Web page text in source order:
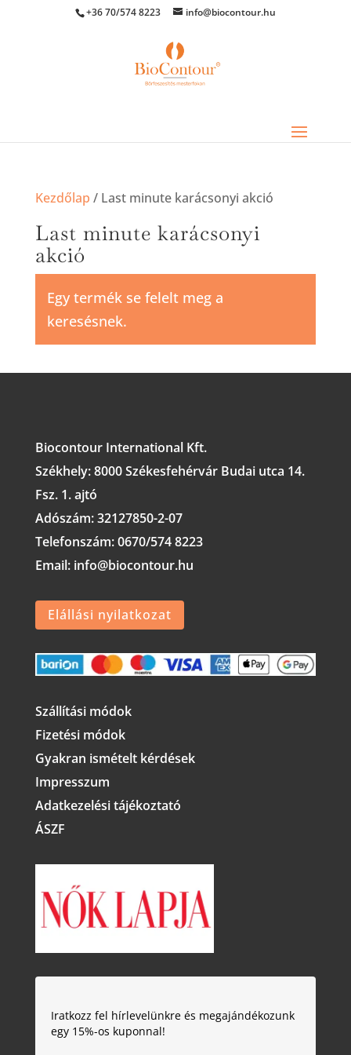
+36 70/574 8223 info@biocontour.hu
Kezdőlap / Last minute karácsonyi akció
Last minute karácsonyi
akció
Egy termék se felelt meg a
keresésnek.
Biocontour International Kft.
Székhely:8000 Székesfehérvár Budai utca 14.
Fsz. 1. ajtó
Adószám:32127850-2-07
Telefonszám: 0670/574 8223
Email: info@biocontour.hu
Elállási nyilatkozat
Szállítási módok
Fizetési módok
Gyakran ismételt kérdések
Impresszum
Adatkezelési tájékoztató
ÁSZF
Iratkozz fel hírlevelünkre és megajándékozunk
egy 15%-os kuponnal!